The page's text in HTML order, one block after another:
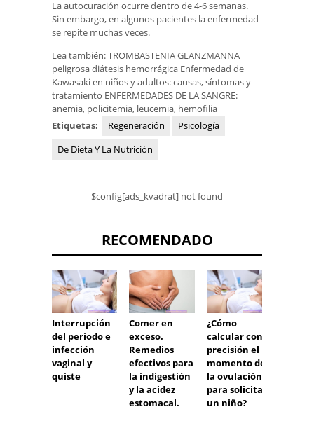
La autocuración ocurre dentro de 4-6 semanas.
Sin embargo, en algunos pacientes la enfermedad
se repite muchas veces.
Lea también: TROMBASTENIA GLANZMANNA
peligrosa diátesis hemorrágica Enfermedad de
Kawasaki en niños y adultos: causas, síntomas y
tratamiento ENFERMEDADES DE LA SANGRE:
anemia, policitemia, leucemia, hemofilia
Etiquetas:
Regeneración
Psicología
De Dieta Y La Nutrición
$config[ads_kvadrat] not found
RECOMENDADO
Interrupción
del período e
infección
vaginal y
quiste
Comer en
exceso.
Remedios
efectivos para
la indigestión
y la acidez
estomacal.
¿Cómo
calcular con
precisión el
momento de
la ovulación
para solicitar
un niño?